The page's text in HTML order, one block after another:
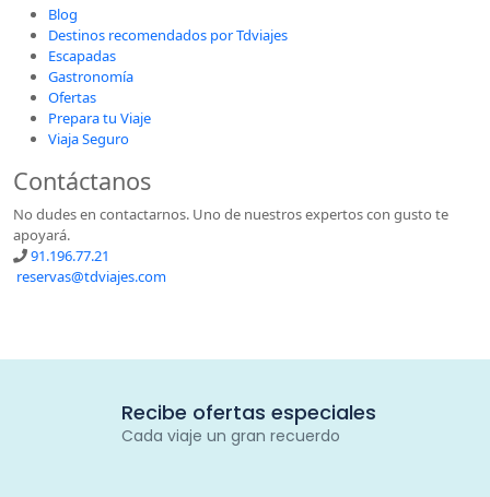
Blog
Destinos recomendados por Tdviajes
Escapadas
Gastronomía
Ofertas
Prepara tu Viaje
Viaja Seguro
Contáctanos
No dudes en contactarnos. Uno de nuestros expertos con gusto te
apoyará.
91.196.77.21
reservas@tdviajes.com
Recibe ofertas especiales
Cada viaje un gran recuerdo